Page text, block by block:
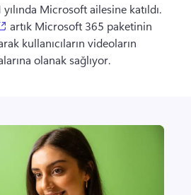
Microsoft ailesine katıldı.
(opens in a new tab)
artık Microsoft 365 paketinin
kullanıcıların videoların
olanak sağlıyor.